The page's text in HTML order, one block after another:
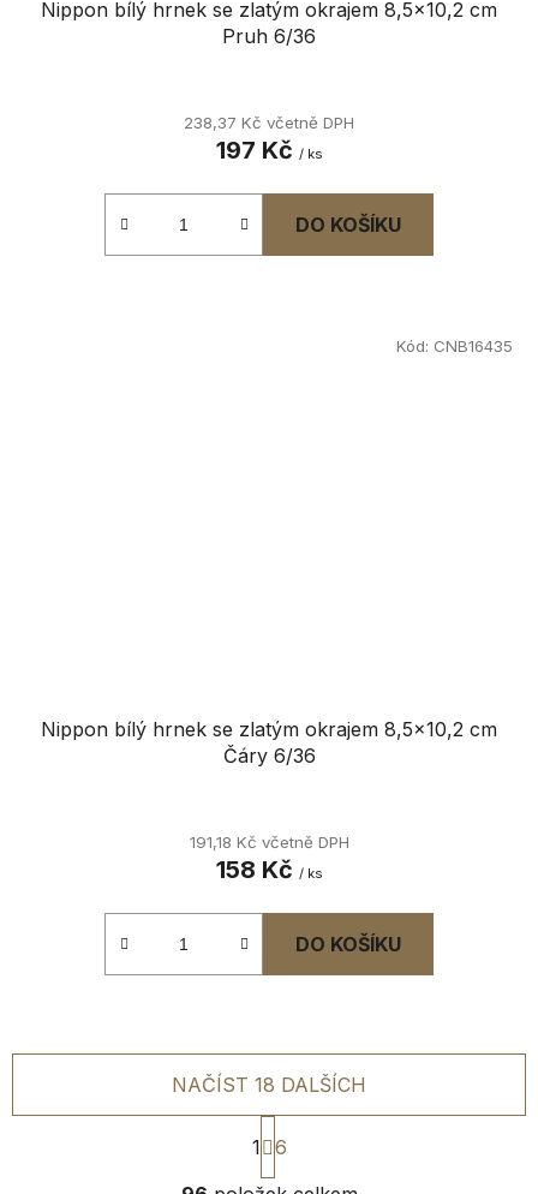
Nippon bílý hrnek se zlatým okrajem 8,5x10,2 cm
Pruh 6/36
238,37 Kč včetně DPH
197 Kč / ks
DO KOŠÍKU
Nippon bílý hrnek se zlatým okrajem 8,5x10,2 cm
Čáry 6/36
191,18 Kč včetně DPH
158 Kč / ks
DO KOŠÍKU
Kód: CNB16435
O
NAČÍST 18 DALŠÍCH
t
r
1
6